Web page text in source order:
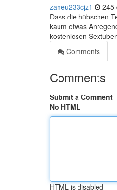
zaneu233cjz1 245
Dass die hübschen
kaum etwas
kostenlosen
Comments
Comments
Submit a Comment
No HTML
HTML is disabled